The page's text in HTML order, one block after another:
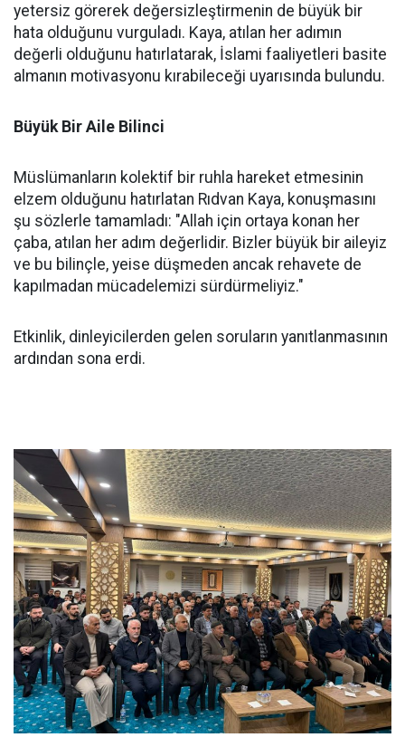
yetersiz görerek değersizleştirmenin de büyük bir
hata olduğunu vurguladı. Kaya, atılan her adımın
değerli olduğunu hatırlatarak, İslami faaliyetleri basite
almanın motivasyonu kırabileceği uyarısında bulundu.
Büyük Bir Aile Bilinci
Müslümanların kolektif bir ruhla hareket etmesinin
elzem olduğunu hatırlatan Rıdvan Kaya, konuşmasını
şu sözlerle tamamladı: "Allah için ortaya konan her
çaba, atılan her adım değerlidir. Bizler büyük bir aileyiz
ve bu bilinçle, yeise düşmeden ancak rehavete de
kapılmadan mücadelemizi sürdürmeliyiz."
Etkinlik, dinleyicilerden gelen soruların yanıtlanmasının
ardından sona erdi.